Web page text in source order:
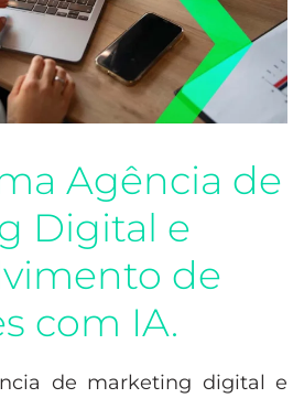
Agência de
Digital e
de
com IA.
de marketing digital e